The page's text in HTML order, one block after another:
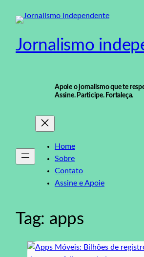
para
conteúdo
Jornalismo
Apoie o jornalismo que te
Assine. Participe. Fortaleça.
Home
Sobre
Contato
Assine e Apoie
Tag: apps